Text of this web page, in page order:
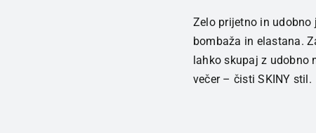
pižama
spodnji
del
ženska
Zelo prijetno in
bombaža in elastana.
lahko skupaj z udobno
večer – čisti SKINY stil.